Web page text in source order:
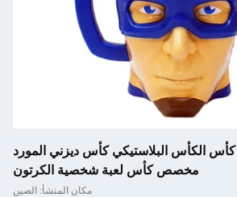
مصنع OEM 3D كأس الكأس البلاستيكي كأس ديزني المورد
مخصص كأس لعبة شخصية الكرتون
مكان المنشأ: الصين